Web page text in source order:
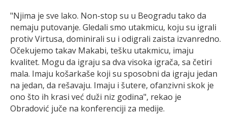
"Njima je sve lako. Non-stop su u Beogradu tako da
nemaju putovanje. Gledali smo utakmicu, koju su igrali
protiv Virtusa, dominirali su i odigrali zaista izvanredno.
Očekujemo takav Makabi, tešku utakmicu, imaju
kvalitet. Mogu da igraju sa dva visoka igrača, sa četiri
mala. Imaju košarkaše koji su sposobni da igraju jedan
na jedan, da rešavaju. Imaju i šutere, ofanzivni skok je
ono što ih krasi već duži niz godina", rekao je
Obradović juče na konferenciji za medije.